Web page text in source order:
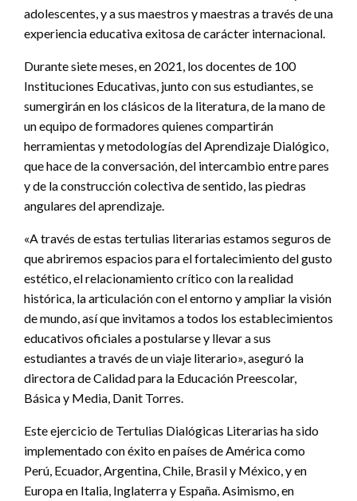
adolescentes, y a sus maestros y maestras a través de una
experiencia educativa exitosa de carácter internacional.
Durante siete meses, en 2021, los docentes de 100
Instituciones Educativas, junto con sus estudiantes, se
sumergirán en los clásicos de la literatura, de la mano de
un equipo de formadores quienes compartirán
herramientas y metodologías del Aprendizaje Dialógico,
que hace de la conversación, del intercambio entre pares
y de la construcción colectiva de sentido, las piedras
angulares del aprendizaje.
«A través de estas tertulias literarias estamos seguros de
que abriremos espacios para el fortalecimiento del gusto
estético, el relacionamiento crítico con la realidad
histórica, la articulación con el entorno y ampliar la visión
de mundo, así que invitamos a todos los establecimientos
educativos oficiales a postularse y llevar a sus
estudiantes a través de un viaje literario», aseguró la
directora de Calidad para la Educación Preescolar,
Básica y Media, Danit Torres.
Este ejercicio de Tertulias Dialógicas Literarias ha sido
implementado con éxito en países de América como
Perú, Ecuador, Argentina, Chile, Brasil y México, y en
Europa en Italia, Inglaterra y España. Asimismo, en